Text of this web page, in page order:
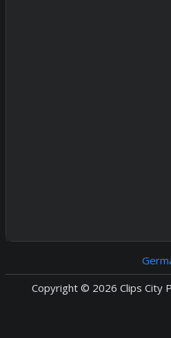
Copyright © 2026 Clips City